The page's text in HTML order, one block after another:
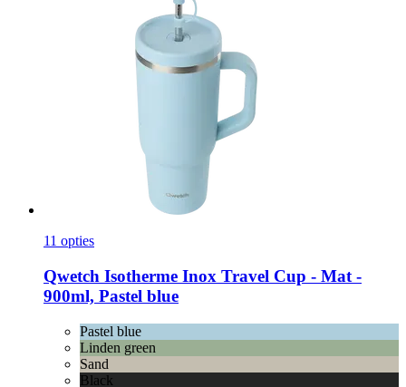
11 opties
Qwetch Isotherme Inox Travel Cup -​ Mat -​
900ml, Pastel blue
Pastel blue
Linden green
Sand
Black